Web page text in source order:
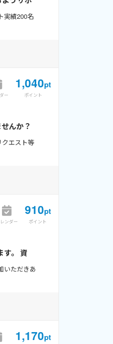
実績200名
ー
1,040pt
ポイント
んか？
エスト等
ンダー
910pt
ポイント
す。 資
いただきあ
1,170pt